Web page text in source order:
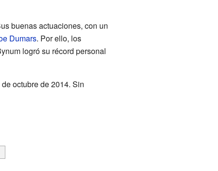
buenas actuaciones, con un
Dumars. Por ello, los
logró su récord personal
octubre de 2014. Sin